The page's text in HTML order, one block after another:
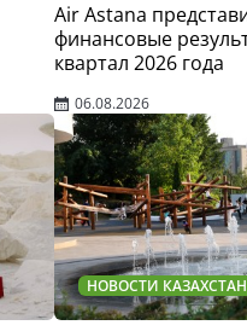
Air Astana
финансовые
квартал 2026 года
06.08.2026
НОВОСТИ